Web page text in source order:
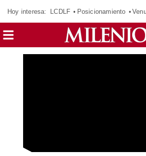
Hoy interesa: LCDLF Posicionamiento